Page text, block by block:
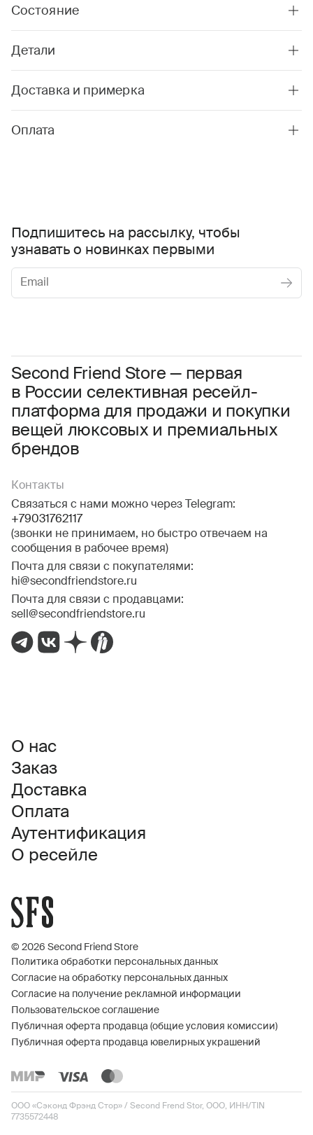
Состояние
Детали
Доставка и примерка
Оплата
Second Friend Store — первая
в России селективная ресейл-
платформа для продажи и покупки
вещей люксовых и премиальных
брендов
Контакты
Связаться с нами можно через Telegram:
+79031762117
(звонки не принимаем, но быстро отвечаем на
сообщения в рабочее время)
Почта для связи с покупателями:
hi@secondfriendstore.ru
Почта для связи с продавцами:
sell@secondfriendstore.ru
Подпишитесь на рассылку, чтобы
узнавать о новинках первыми
Соглашаюсь с условиями Пользовательского соглашения
Даю согласие на получение рекламной информации.
О нас
Заказ
Доставка
Оплата
Аутентификация
О ресейле
© 2026 Second Friend Store
Политика обработки персональных данных
Согласие на обработку персональных данных
Согласие на получение рекламной информации
Пользовательское соглашение
Публичная оферта продавца (общие условия комиссии)
Публичная оферта продавца ювелирных украшений
ООО «Сэконд Фрэнд Стор» / Second Frend Stor, ООО, ИНН/TIN
7735572448